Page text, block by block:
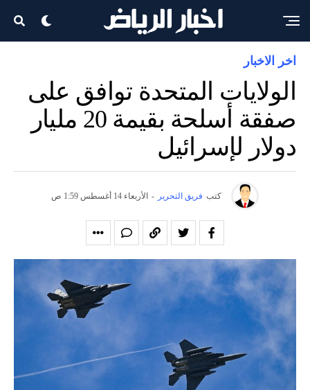
اخر الاخبار
الولايات المتحدة توافق على
صفقة أسلحة بقيمة 20 مليار
دولار لإسرائيل
كتب فريق التحرير - الأربعاء 14 أغسطس 1:59 ص